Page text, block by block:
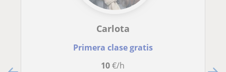
Carlota
Primera clase gratis
10€/h